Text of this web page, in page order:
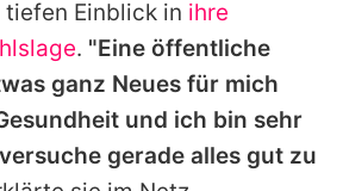
Einblick in ihre
. "Eine öffentliche
ganz Neues für mich
und ich bin sehr
gerade alles gut zu